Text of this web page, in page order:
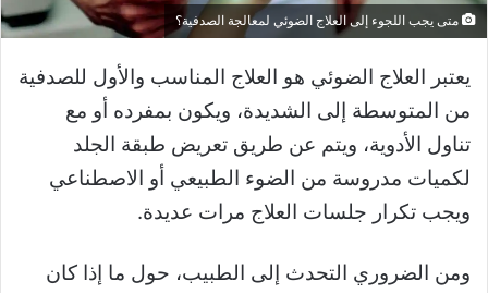
متى يجب اللجوء إلى العلاج الضوئي لمعالجة الصدفية؟
يعتبر العلاج الضوئي هو العلاج المناسب والأول للصدفية
من المتوسطة إلى الشديدة، ويكون بمفرده أو مع
تناول الأدوية، ويتم عن طريق تعريض طبقة الجلد
لكميات مدروسة من الضوء الطبيعي أو الاصطناعي
ويجب تكرار جلسات العلاج مرات عديدة.
ومن الضروري التحدث إلى الطبيب، حول ما إذا كان